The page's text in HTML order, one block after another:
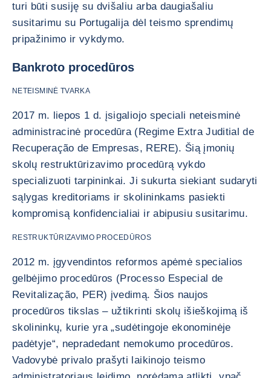
turi būti susiję su dvišaliu arba daugiašaliu
susitarimu su Portugalija dėl teismo sprendimų
pripažinimo ir vykdymo.
Bankroto procedūros
NETEISMINĖ TVARKA
2017 m. liepos 1 d. įsigaliojo speciali neteisminė
administracinė procedūra (Regime Extra Juditial de
Recuperação de Empresas, RERE). Šią įmonių
skolų restruktūrizavimo procedūrą vykdo
specializuoti tarpininkai. Ji sukurta siekiant sudaryti
sąlygas kreditoriams ir skolininkams pasiekti
kompromisą konfidencialiai ir abipusiu susitarimu.
RESTRUKTŪRIZAVIMO PROCEDŪROS
2012 m. įgyvendintos reformos apėmė specialios
gelbėjimo procedūros (Processo Especial de
Revitalização, PER) įvedimą. Šios naujos
procedūros tikslas – užtikrinti skolų išieškojimą iš
skolininkų, kurie yra „sudėtingoje ekonominėje
padėtyje“, nepradedant nemokumo procedūros.
Vadovybė privalo prašyti laikinojo teismo